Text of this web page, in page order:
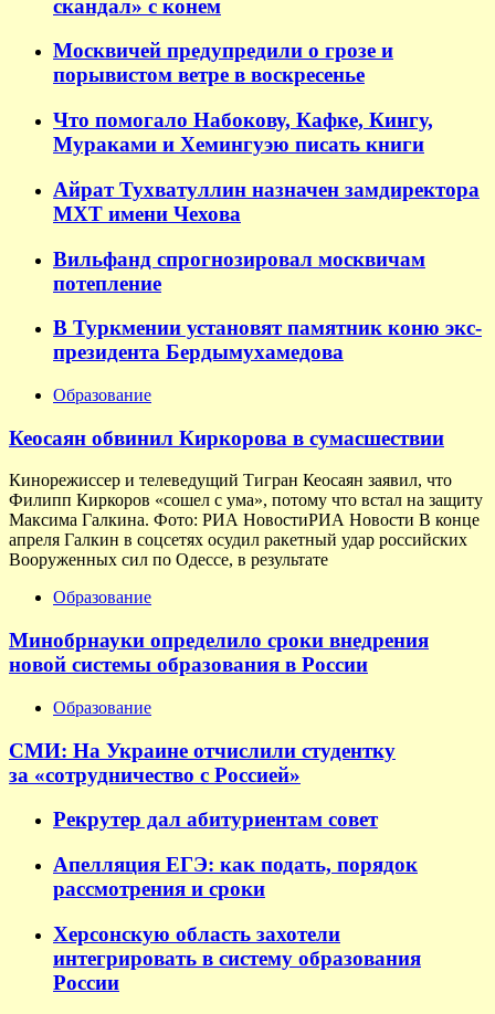
скандал» с конем
Москвичей предупредили о грозе и
порывистом ветре в воскресенье
Что помогало Набокову, Кафке, Кингу,
Мураками и Хемингуэю писать книги
Айрат Тухватуллин назначен замдиректора
МХТ имени Чехова
Вильфанд спрогнозировал москвичам
потепление
В Туркмении установят памятник коню экс-
президента Бердымухамедова
Образование
Кеосаян обвинил Киркорова в сумасшествии
Кинорежиссер и телеведущий Тигран Кеосаян заявил, что
Филипп Киркоров «сошел с ума», потому что встал на защиту
Максима Галкина. Фото: РИА НовостиРИА Новости В конце
апреля Галкин в соцсетях осудил ракетный удар российских
Вооруженных сил по Одессе, в результате
Образование
Минобрнауки определило сроки внедрения
новой системы образования в России
Образование
СМИ: На Украине отчислили студентку
за «сотрудничество с Россией»
Рекрутер дал абитуриентам совет
Апелляция ЕГЭ: как подать, порядок
рассмотрения и сроки
Херсонскую область захотели
интегрировать в систему образования
России